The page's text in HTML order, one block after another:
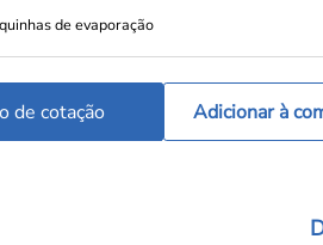
de evaporação
de cotação Adicionar à